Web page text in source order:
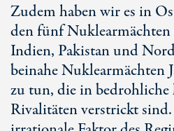
Zudem haben wir es in
den fünf
Indien, Pakistan und
beinahe Nuklearmächten
zu tun, die in bedrohliche
Rivalitäten verstrickt